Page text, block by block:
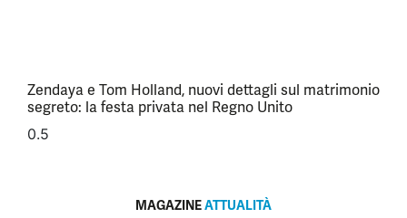
Zendaya e Tom Holland, nuovi dettagli sul matrimonio
segreto: la festa privata nel Regno Unito
MAGAZINEATTUALITÀ